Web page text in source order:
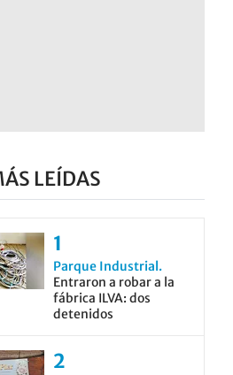
LEÍDAS
Parque Industrial
Entraron a robar a la
fábrica ILVA: dos
detenidos